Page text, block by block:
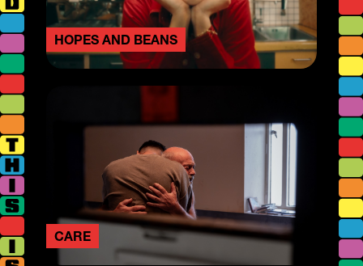
HOPES AND BEANS
CARE